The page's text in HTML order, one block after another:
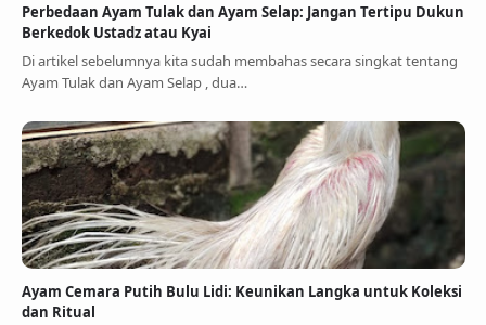
Perbedaan Ayam Tulak dan Ayam Selap: Jangan Tertipu Dukun
Berkedok Ustadz atau Kyai
Di artikel sebelumnya kita sudah membahas secara singkat tentang
Ayam Tulak dan Ayam Selap , dua…
Ayam Cemara Putih Bulu Lidi: Keunikan Langka untuk Koleksi
dan Ritual